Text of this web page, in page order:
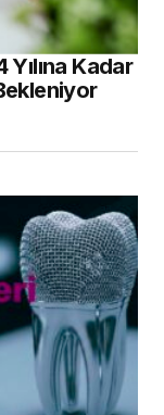
Yılına Kadar